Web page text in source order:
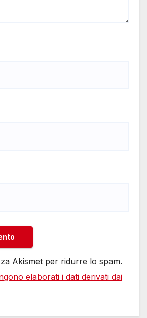
Akismet per ridurre lo spam.
elaborati i dati derivati dai